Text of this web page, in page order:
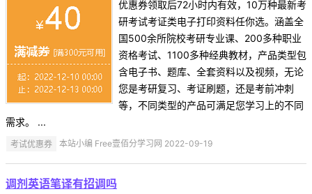
优惠券领取后72小时内有效，10万种最新考
研考试考证类电子打印资料任你选。涵盖全
国500余所院校考研专业课、200多种职业
资格考试、1100多种经典教材，产品类型包
含电子书、题库、全套资料以及视频，无论
您是考研复习、考证刷题，还是考前冲刺
等，不同类型的产品可满足您学习上的不同
需求。 ...
考试优惠券 本站小编 Free壹佰分学习网 2022-09-19
调剂英语笔译有招调吗